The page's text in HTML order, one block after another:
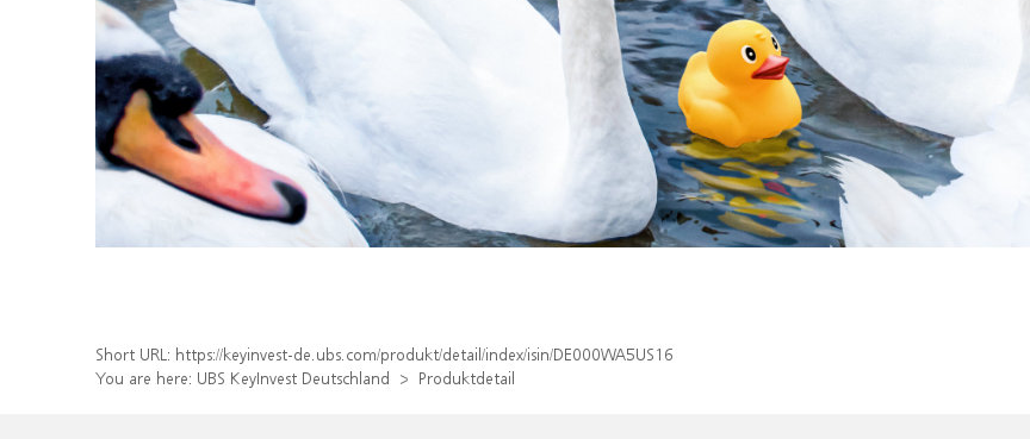
Short URL: https://keyinvest-de.ubs.com/produkt/detail/index/isin/DE000WA5US16
You are here: UBS KeyInvest Deutschland Produktdetail